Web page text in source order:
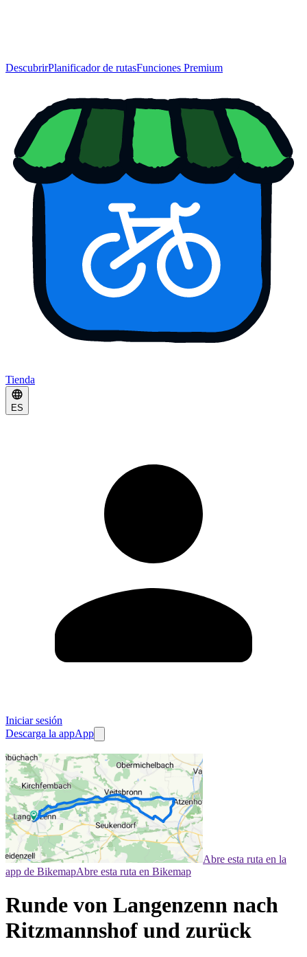
DescubrirPlanificador de rutasFunciones Premium
Tienda
ES
Iniciar sesión
Descarga la appApp
Abre esta ruta en la
app de BikemapAbre esta ruta en Bikemap
Runde von Langenzenn nach
Ritzmannshof und zurück